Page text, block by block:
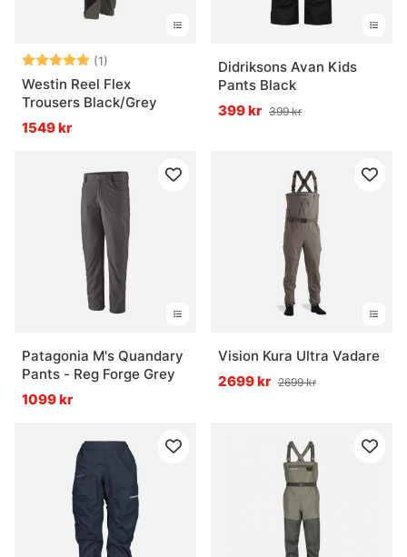
Betyg: (1)
5.0 utav 5 stjärnor
Westin Reel Flex
Trousers Black/Grey
1549 kr
Didriksons Avan Kids
Pants Black
399 kr 399 kr
Patagonia M's Quandary
Pants - Reg Forge Grey
1099 kr
Vision Kura Ultra Vadare
2699 kr 2699 kr